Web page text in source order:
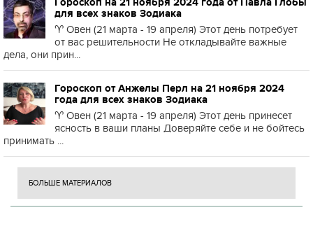
для всех знаков Зодиака
♈️ Овен (21 марта - 19 апреля) Этот день потребует
от вас решительности Не откладывайте важные
дела, они прин...
Гороскоп от Анжелы Перл на 21 ноября 2024
года для всех знаков Зодиака
♈️ Овен (21 марта - 19 апреля) Этот день принесет
ясность в ваши планы Доверяйте себе и не бойтесь
принимать ...
БОЛЬШЕ МАТЕРИАЛОВ